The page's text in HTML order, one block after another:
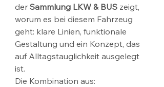
der Sammlung LKW & BUS zeigt,
worum es bei diesem Fahrzeug
geht: klare Linien, funktionale
Gestaltung und ein Konzept, das
auf Alltagstauglichkeit ausgelegt
ist.
Die Kombination aus: